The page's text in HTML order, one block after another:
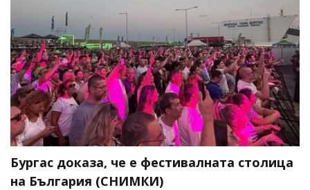
Бургас доказа, че е фестивалната столица
на България (СНИМКИ)